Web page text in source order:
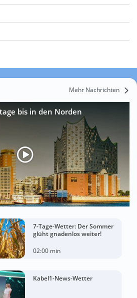
Mehr Nachrichten
bis in den Norden
7-Tage-Wetter: Der Sommer
glüht gnadenlos weiter!
02:00 min
Kabel1-News-Wetter